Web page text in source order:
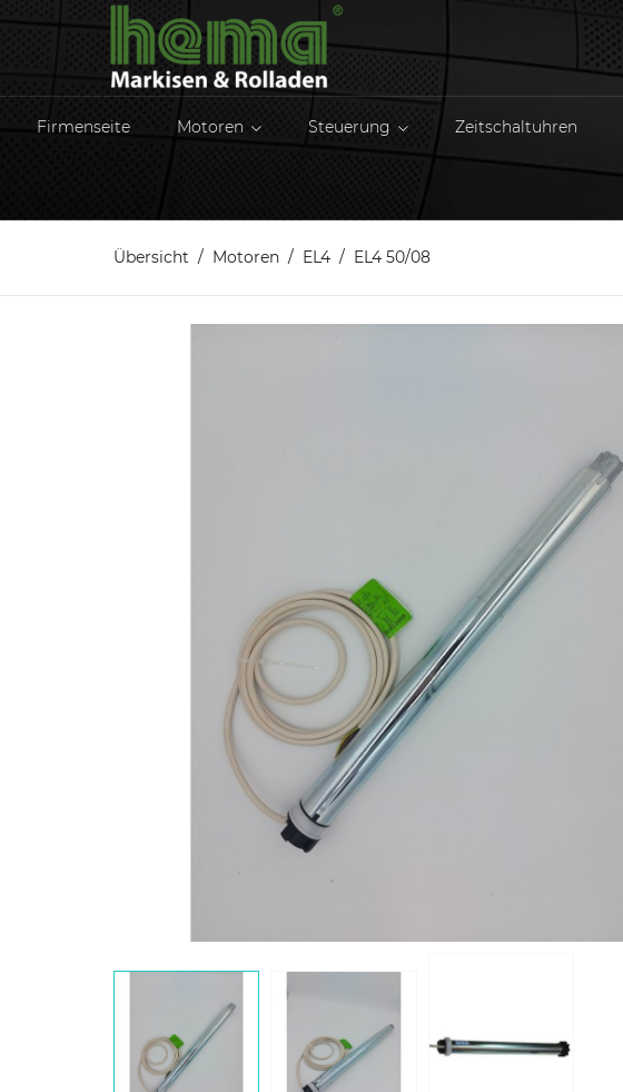
Firmenseite Motoren Steuerung Zeitschaltuhren
Übersicht Motoren EL4 EL4 50/08